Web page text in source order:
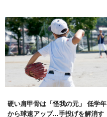
硬い肩甲骨は「怪我の元」 低学年
から球速アップ...手投げを解消す